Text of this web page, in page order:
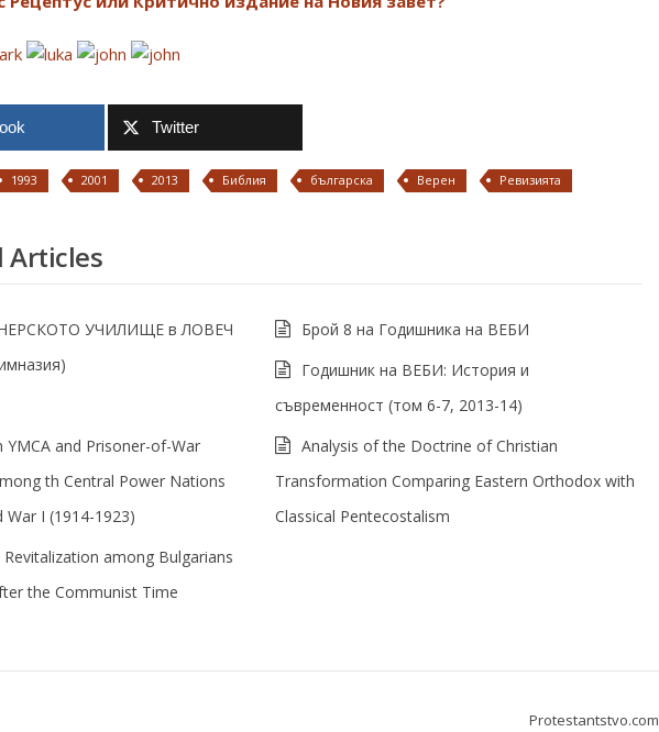
Twitter
1993 2001 2013 Библия българска Верен Ревизията
Articles
УЧИЛИЩЕ в ЛОВЕЧ
Брой 8 на Годишника на ВЕБИ
Годишник на ВЕБИ: История и
съвременност (том 6-7, 2013-14)
YMCA and Prisoner-of-War
th Central Power Nations
War I (1914-1923)
Analysis of the Doctrine of Christian
Transformation Comparing Eastern Orthodox with
Classical Pentecostalism
Revitalization among Bulgarians
the Communist Time
Protestantstvo.com